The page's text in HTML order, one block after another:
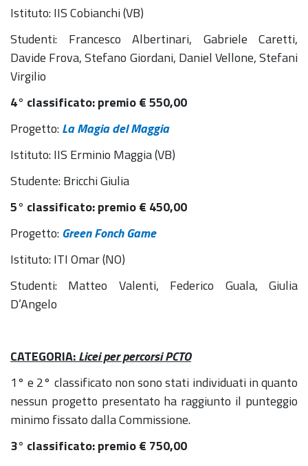
Istituto: IIS Cobianchi (VB)
Studenti: Francesco Albertinari, Gabriele Caretti,
Davide Frova, Stefano Giordani, Daniel Vellone, Stefani
Virgilio
4° classificato: premio € 550,00
Progetto:La Magia del Maggia
Istituto: IIS Erminio Maggia (VB)
Studente: Bricchi Giulia
5° classificato: premio € 450,00
Progetto:Green Fonch Game
Istituto: ITI Omar (NO)
Studenti: Matteo Valenti, Federico Guala, Giulia
D’Angelo
CATEGORIA:Licei per percorsi PCTO
1° e 2° classificato non sono stati individuati in quanto
nessun progetto presentato ha raggiunto il punteggio
minimo fissato dalla Commissione.
3° classificato: premio€ 750,00